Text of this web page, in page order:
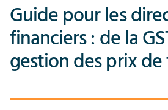
Guide pour les
financiers : de la
gestion des prix